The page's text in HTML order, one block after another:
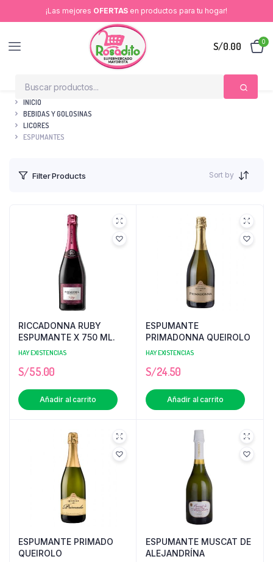
¡Las mejores OFERTAS en productos para tu hogar!
S/0.00 0
INICIO
BEBIDAS Y GOLOSINAS
LICORES
ESPUMANTES
Filter Products Sort by
RICCADONNA RUBY
ESPUMANTE X 750 ML.
HAY EXISTENCIAS
S/55.00
Añadir al carrito
ESPUMANTE
PRIMADONNA QUEIROLO
HAY EXISTENCIAS
S/24.50
Añadir al carrito
ESPUMANTE PRIMADO
QUEIROLO
ESPUMANTE MUSCAT DE
ALEJANDRÍNA